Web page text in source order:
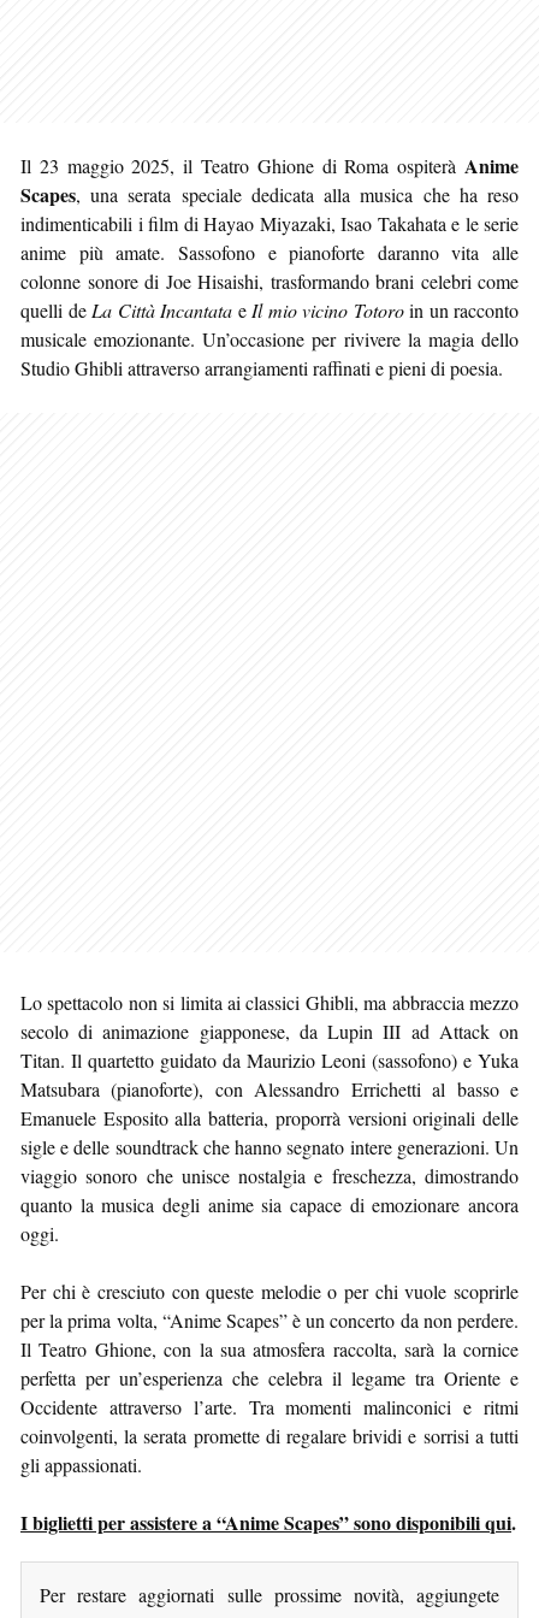
Il 23 maggio 2025, il Teatro Ghione di Roma ospiterà Anime
Scapes, una serata speciale dedicata alla musica che ha reso
indimenticabili i film di Hayao Miyazaki, Isao Takahata e le serie
anime più amate. Sassofono e pianoforte daranno vita alle
colonne sonore di Joe Hisaishi, trasformando brani celebri come
quelli de La Città Incantata e Il mio vicino Totoroin un racconto
musicale emozionante. Un’occasione per rivivere la magia dello
Studio Ghibli attraverso arrangiamenti raffinati e pieni di poesia.
Lo spettacolo non si limita ai classici Ghibli, ma abbraccia mezzo
secolo di animazione giapponese, da Lupin III ad Attack on
Titan. Il quartetto guidato da Maurizio Leoni (sassofono) e Yuka
Matsubara (pianoforte), con Alessandro Errichetti al basso e
Emanuele Esposito alla batteria, proporrà versioni originali delle
sigle e delle soundtrack che hanno segnato intere generazioni. Un
viaggio sonoro che unisce nostalgia e freschezza, dimostrando
quanto la musica degli anime sia capace di emozionare ancora
oggi.
Per chi è cresciuto con queste melodie o per chi vuole scoprirle
per la prima volta, “Anime Scapes” è un concerto da non perdere.
Il Teatro Ghione, con la sua atmosfera raccolta, sarà la cornice
perfetta per un’esperienza che celebra il legame tra Oriente e
Occidente attraverso l’arte. Tra momenti malinconici e ritmi
coinvolgenti, la serata promette di regalare brividi e sorrisi a tutti
gli appassionati.
I biglietti per assistere a “Anime Scapes” sono disponibili qui.
Per restare aggiornati sulle prossime novità, aggiungete